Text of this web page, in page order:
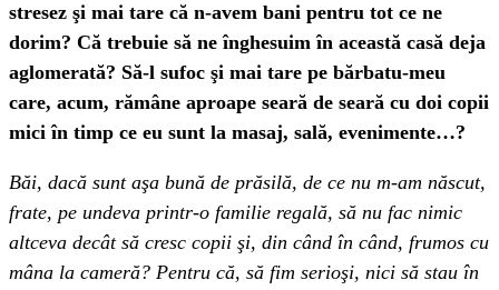
stresez şi mai tare că n-avem bani pentru tot ce ne
dorim? Că trebuie să ne înghesuim în această casă deja
aglomerată? Să-l sufoc şi mai tare pe bărbatu-meu
care, acum, rămâne aproape seară de seară cu doi copii
mici în timp ce eu sunt la masaj, sală, evenimente…?
Băi, dacă sunt aşa bună de prăsilă, de ce nu m-am născut,
frate, pe undeva printr-o familie regală, să nu fac nimic
altceva decât să cresc copii şi, din când în când, frumos cu
mâna la cameră? Pentru că, să fim serioşi, nici să stau în